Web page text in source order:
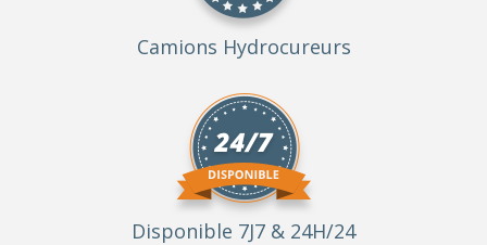
Camions Hydrocureurs
Disponible 7J7 & 24H/24